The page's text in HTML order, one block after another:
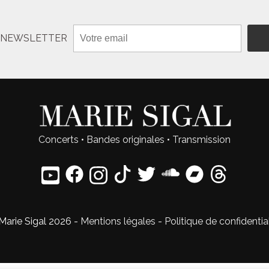
Concerts • Bandes originales • Transmission
Sigal 2026 - Mentions légales - Politique de